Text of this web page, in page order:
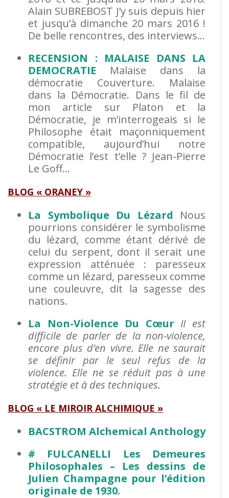
Alain SUBREBOST J’y suis depuis hier
et jusqu’à dimanche 20 mars 2016 !
De belle rencontres, des interviews…
RECENSION : MALAISE DANS LA
DEMOCRATIE
Malaise dans la
démocratie Couverture. Malaise
dans la Démocratie. Dans le fil de
mon article sur Platon et la
Démocratie, je m’interrogeais si le
Philosophe était maçonniquement
compatible, aujourd’hui notre
Démocratie l’est t’elle ? Jean-Pierre
Le Goff…
BLOG « ORANEY »
La Symbolique Du Lézard
Nous
pourrions considérer le symbolisme
du lézard, comme étant dérivé de
celui du serpent, dont il serait une
expression atténuée : paresseux
comme un lézard, paresseux comme
une couleuvre, dit la sagesse des
nations.
La Non-Violence Du Cœur II est
difficile de parler de la non-violence,
encore plus d’en vivre. Elle ne saurait
se définir par le seul refus de la
violence. Elle ne se réduit pas à une
stratégie et à des techniques.
BLOG « LE MIROIR ALCHIMIQUE »
BACSTROM Alchemical Anthology
# FULCANELLI Les Demeures
Philosophales – Les dessins de
Julien Champagne pour l’édition
originale de 1930.